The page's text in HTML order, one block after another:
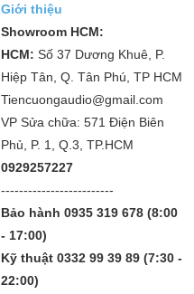
Giới thiệu
Showroom HCM:
HCM: Số 37 Dương Khuê, P.
Hiệp Tân, Q. Tân Phú, TP HCM
Tiencuongaudio@gmail.com
VP Sửa chữa: 571 Điện Biên
Phủ, P. 1, Q.3, TP.HCM
0929257227
-------------------------
Bảo hành 0935 319 678 (8:00
- 17:00)
Kỹ thuật 0332 99 39 89 (7:30 -
22:00)